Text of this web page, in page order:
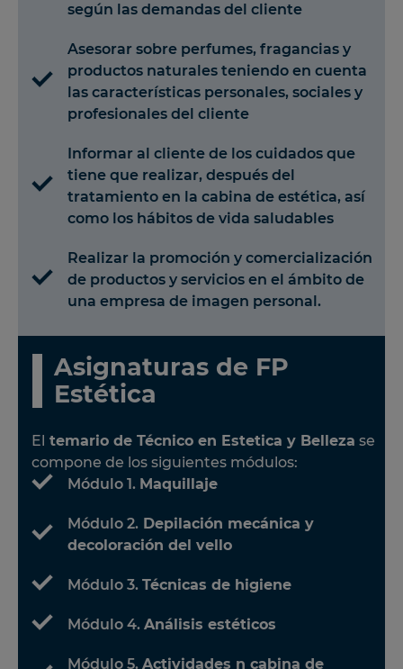
según las demandas del cliente
Asesorar sobre perfumes, fragancias y
productos naturales teniendo en cuenta
las características personales, sociales y
profesionales del cliente
Informar al cliente de los cuidados que
tiene que realizar, después del
tratamiento en la cabina de estética, así
como los hábitos de vida saludables
Realizar la promoción y comercialización
de productos y servicios en el ámbito de
una empresa de imagen personal.
Asignaturas de FP
Estética
El temario de Técnico en Estetica y Belleza se
compone de los siguientes módulos:
Módulo 1. Maquillaje
Módulo 2. Depilación mecánica y
decoloración del vello
Módulo 3. Técnicas de higiene
Módulo 4. Análisis estéticos
Módulo 5. Actividades n cabina de